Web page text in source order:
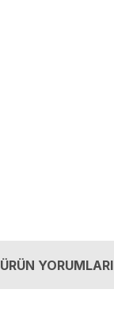
ÜRÜN YORUMLARI